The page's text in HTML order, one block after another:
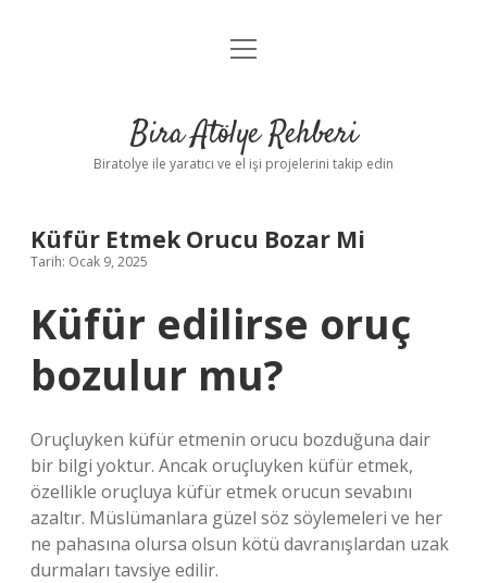
Anasayfa
Yasal Uyarı
menüyü
Bira Atölye Rehberi
Biratolye ile yaratıcı ve el işi projelerini takip edin
Küfür Etmek Orucu Bozar Mi
Tarih: Ocak 9, 2025
Küfür edilirse oruç
bozulur mu?
Oruçluyken küfür etmenin orucu bozduğuna dair
bir bilgi yoktur. Ancak oruçluyken küfür etmek,
özellikle oruçluya küfür etmek orucun sevabını
azaltır. Müslümanlara güzel söz söylemeleri ve her
ne pahasına olursa olsun kötü davranışlardan uzak
durmaları tavsiye edilir.